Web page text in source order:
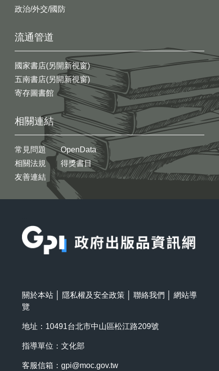
政治/外交/國防
流通管道
國家書店(另開新視窗)
五南書店(另開新視窗)
寄存圖書館
相關連結
常見問題
相關法規
友善連結
OpenData
得獎書目
關於本站 隱私權及安全政策 聯絡我們
網站導
覽
地址：10491台北市中山區松江路209號
指導單位：文化部
客服信箱： gpi@moc.gov.tw